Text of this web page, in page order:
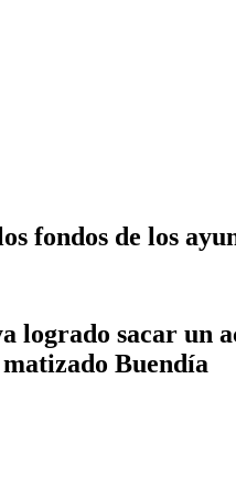
fondos de los
logrado sacar un
Buendí­a